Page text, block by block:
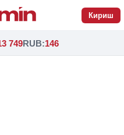
Кириш
749RUB:146